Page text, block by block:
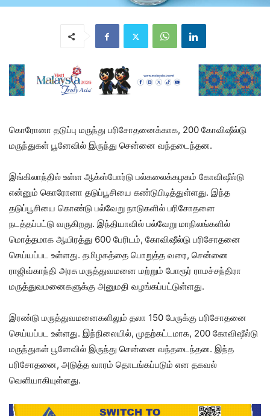
கொரோனா தடுப்பு மருந்து பரிசோதனைக்காக, 200 கோவிஷீல்டு
மருந்துகள் பூனேவில் இருந்து சென்னை வந்தடைந்தன.
இங்கிலாந்தில் உள்ள ஆக்ஸ்போர்டு பல்கலைக்கழகம் கோவிஷீல்டு
என்னும் கொரோனா தடுப்பூசியை கண்டுபிடித்துள்ளது. இந்த
தடுப்பூசியை கொண்டு பல்வேறு நாடுகளில் பரிசோதனை
நடத்தப்பட்டு வருகிறது. இந்தியாவில் பல்வேறு மாநிலங்களில்
மொத்தமாக ஆயிரத்து 600 பேரிடம், கோவிஷீல்டு பரிசோதனை
செய்யப்பட உள்ளது. தமிழகத்தை பொறுத்த வரை, சென்னை
ராஜிவ்காந்தி அரசு மருத்துவமனை மற்றும் போரூர் ராமச்சந்திரா
மருத்துவமனைகளுக்கு அனுமதி வழங்கப்பட்டுள்ளது.
இரண்டு மருத்துவமனைகளிலும் தலா 150 பேருக்கு பரிசோதனை
செய்யப்பட உள்ளது. இந்நிலையில், முதற்கட்டமாக, 200 கோவிஷீல்டு
மருந்துகள் பூனேவில் இருந்து சென்னை வந்தடைந்தன. இந்த
பரிசோதனை, அடுத்த வாரம் தொடங்கப்படும் என தகவல்
வெளியாகியுள்ளது.